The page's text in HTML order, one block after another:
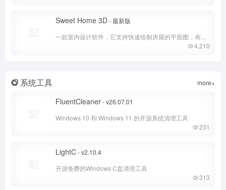
Sweet Home 3D- 最新版
4,210
系统工具 more+
FluentCleaner- v26.07.01
Windows 10 和 Windows 11 的开源系统清理工具
231
LightC- v2.10.4
开源免费的Windows C盘清理工具
313